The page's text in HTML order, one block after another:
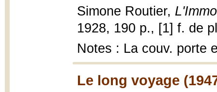
Simone Routier,
1928, 190 p., [1] f. de
Notes : La couv. porte
Le long voyage